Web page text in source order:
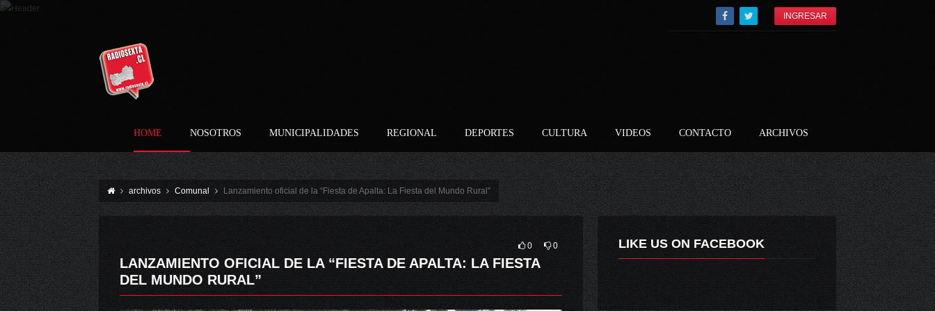
INGRESAR
HOME NOSOTROS MUNICIPALIDADES REGIONAL DEPORTES CULTURA VIDEOS CONTACTO ARCHIVOS
archivos Comunal Lanzamiento oficial de la “Fiesta de Apalta: La Fiesta del Mundo Rural”
0 0
LANZAMIENTO OFICIAL DE LA “FIESTA DE APALTA: LA FIESTA
DEL MUNDO RURAL”
LIKE US ON FACEBOOK